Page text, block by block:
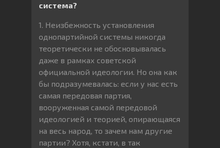
система?
1. Неизбежность установления
однопартийной системы никогда
теоретически не обосновывалась
даже в рамках советской
официальной идеологии. Но она как
бы подразумевалась: если у нас есть
самая передовая партия,
вооруженная самой передовой
идеологией и теорией, опирающаяся
на весь народ, то зачем нам другие
партии? Хотя, кстати, в так